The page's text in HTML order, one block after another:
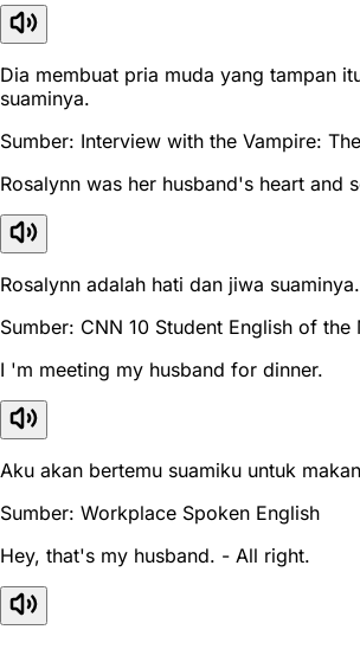
Dia membuat pria muda yang tampan
suaminya.
Sumber: Interview with the Vampire:
Rosalynn was her husband's heart and
Rosalynn adalah hati dan jiwa suaminya.
Sumber: CNN 10 Student English of the
I 'm meeting my husband for dinner.
Aku akan bertemu suamiku untuk
Sumber: Workplace Spoken English
Hey, that's my husband. - All right.